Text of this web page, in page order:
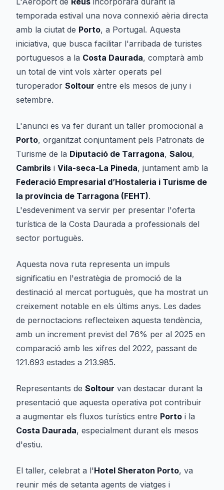
temporada estival una nova connexió aèria directa
amb la ciutat de Porto, a Portugal. Aquesta
iniciativa, que busca facilitar l'arribada de turistes
portuguesos a la Costa Daurada, comptarà amb
un total de vint vols xàrter operats pel
turoperador Soltour entre els mesos de juny i
setembre.
L'anunci es va fer durant un taller promocional a
Porto, organitzat conjuntament pels Patronats de
Turisme de la Diputació de Tarragona, Salou,
Cambrils i Vila-seca-La Pineda, juntament amb la
Federació Empresarial d’Hostaleria i Turisme de
la província de Tarragona (FEHT).
L'esdeveniment va servir per presentar l'oferta
turística de la Costa Daurada a professionals del
sector portuguès.
Aquesta nova ruta representa un impuls
significatiu en l'estratègia de promoció de la
destinació al mercat portuguès, que ha mostrat un
creixement notable en els últims anys. Les dades
de pernoctacions reflecteixen aquesta tendència,
amb un increment previst del 76% per al 2025 en
comparació amb les xifres del 2022, passant de
121.693 estades a 213.985.
Representants de Soltour van destacar durant la
presentació que aquesta operativa pot contribuir
a augmentar els fluxos turístics entre Porto i la
Costa Daurada, especialment durant els mesos
d'estiu.
El taller, celebrat a l'Hotel Sheraton Porto, va
reunir més de setanta agents de viatges i